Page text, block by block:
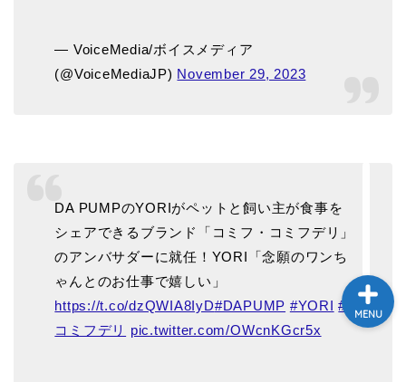
— VoiceMedia/ボイスメディア
(@VoiceMediaJP) November 29, 2023
DA PUMPのYORIがペットと飼い主が食事を
シェアできるブランド「コミフ・コミフデリ」
のアンバサダーに就任！YORI「念願のワンち
ゃんとのお仕事で嬉しい」
https://t.co/dzQWIA8IyD#DAPUMP #YORI #
コミフデリ
pic.twitter.com/OWcnKGcr5x
MENU